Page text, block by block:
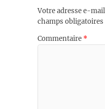
Votre adresse e-
champs obligatoires
Commentaire *